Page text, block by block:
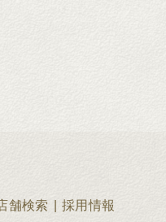
舗検索 採用情報